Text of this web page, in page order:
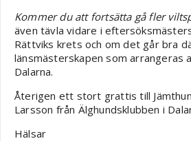
Kommer du att fortsätta gå fler
även tävla vidare i
Rättviks krets och om det går bra
länsmästerskapen som arrangeras
Dalarna.
Återigen ett stort grattis till
Larsson från Älghundsklubben i
Hälsar